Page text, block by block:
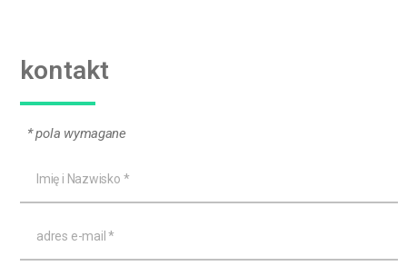
kontakt
* pola wymagane